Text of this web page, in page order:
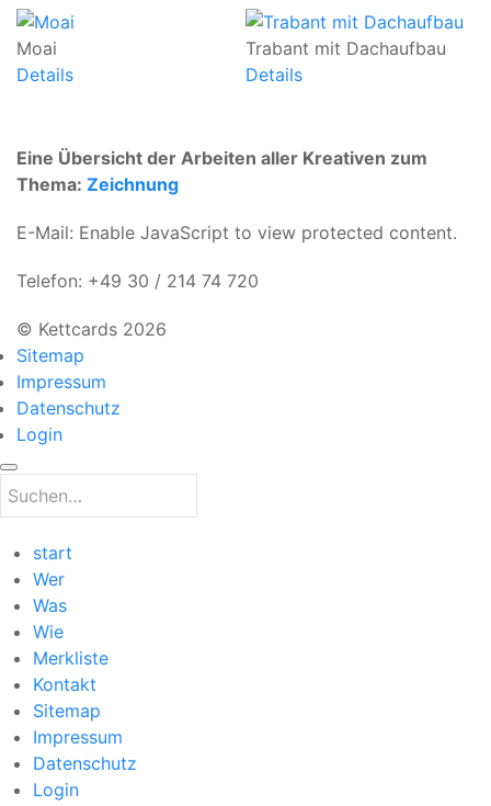
Moai
Details
Trabant mit Dachaufbau
Details
Eine Übersicht der Arbeiten aller Kreativen zum
Thema: Zeichnung
E-Mail: Enable JavaScript to view protected content.
Telefon: +49 30 / 214 74 720
© Kettcards 2026
Sitemap
Impressum
Datenschutz
Login
start
Wer
Was
Wie
Merkliste
Kontakt
Sitemap
Impressum
Datenschutz
Login